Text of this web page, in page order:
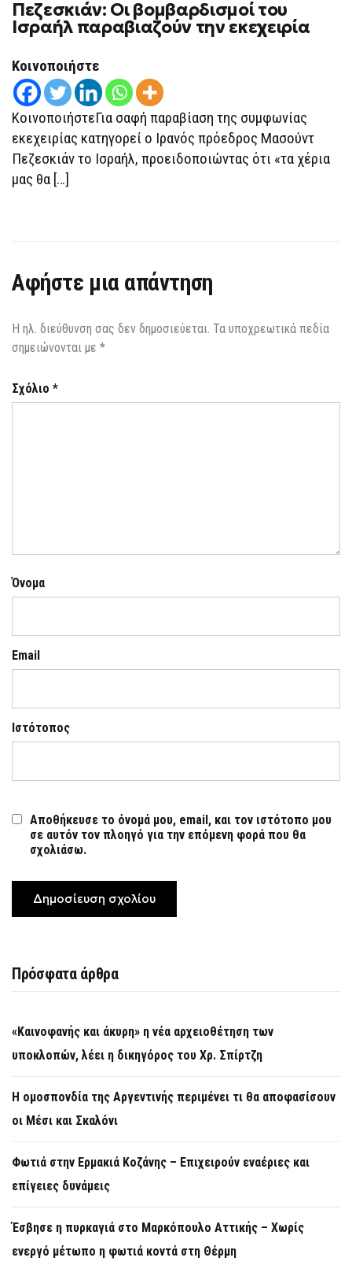
ΠΕΖΕΣΚΙΆΝ:
OΙ
ΒΟΜΒΑΡΔΙΣΜΟΊ
ΕΚΕΧΕΙΡΊΑ
Πεζεσκιάν: Oι βομβαρδισμοί του
Ισραήλ παραβιαζούν την εκεχειρία
Κοινοποιήστε
ΚοινοποιήστεΓια σαφή παραβίαση της συμφωνίας
εκεχειρίας κατηγορεί ο Ιρανός πρόεδρος Μασούντ
Πεζεσκιάν το Ισραήλ, προειδοποιώντας ότι «τα χέρια
μας θα […]
Αφήστε μια απάντηση
Η ηλ. διεύθυνση σας δεν δημοσιεύεται. Τα υποχρεωτικά πεδία
σημειώνονται με *
Σχόλιο *
Όνομα
Email
Ιστότοπος
Αποθήκευσε το όνομά μου, email, και τον ιστότοπο μου
σε αυτόν τον πλοηγό για την επόμενη φορά που θα
σχολιάσω.
Πρόσφατα άρθρα
«Καινοφανής και άκυρη» η νέα αρχειοθέτηση των
υποκλοπών, λέει η δικηγόρος του Χρ. Σπίρτζη
Η ομοσπονδία της Αργεντινής περιμένει τι θα αποφασίσουν
οι Μέσι και Σκαλόνι
Φωτιά στην Ερμακιά Κοζάνης – Επιχειρούν εναέριες και
επίγειες δυνάμεις
Έσβησε η πυρκαγιά στο Μαρκόπουλο Αττικής – Χωρίς
ενεργό μέτωπο η φωτιά κοντά στη Θέρμη